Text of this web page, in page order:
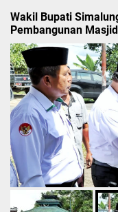
Wakil Bupati
Pembangunan